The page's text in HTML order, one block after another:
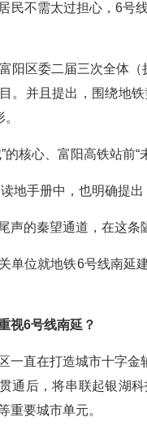
民不需太过担心，6号
阳区委二届三次全体
。并且提出，围绕地
的核心、富阳高铁站前
地手册中，也明确提出
声的秦望通道，在这条
单位就地铁6号线南延
视6号线南延？
一直在打造城市十字
通后，将串联起银湖
重要城市单元。